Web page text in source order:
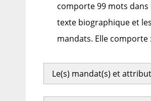
comporte 99 mots dans
texte biographique et les
mandats. Elle comporte :
Le(s) mandat(s) et